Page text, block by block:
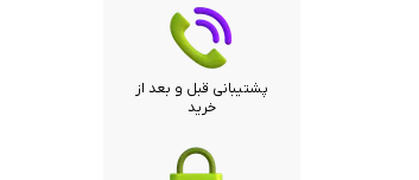
پشتیبانی قبل و بعد از
خرید